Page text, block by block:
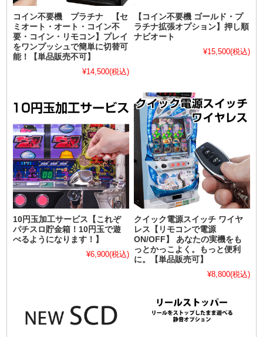
コイン不要機 プラチナ 【セ
ミオート・オート・コイン不
要・コイン・リモコン】プレイ
をワンプッシュで簡単に切替可
能！【単品販売不可】
¥14,500(税込)
【コイン不要機 ゴールド・プ
ラチナ拡張オプション】押し順
ナビオート
¥15,500(税込)
10円玉加工サービス【これぞ
パチスロ貯金箱！10円玉で遊
べるようになります！】
¥6,900(税込)
クイック電源スイッチ ワイヤ
レス【リモコンで電源
ON/OFF】 あなたの実機をも
っとかっこよく。もっと便利
に。【単品販売可】
¥8,800(税込)